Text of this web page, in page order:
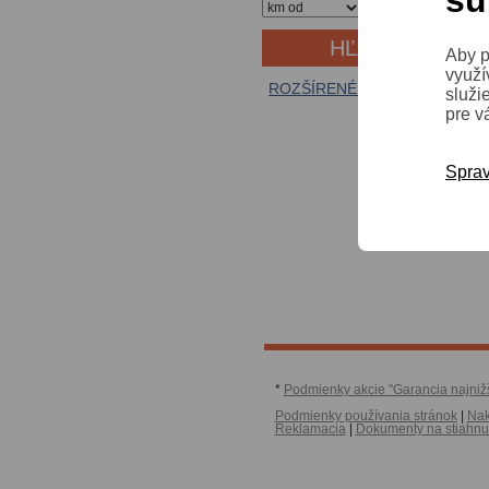
ROZŠÍRENÉ VYHĽADÁVANIE
* Podmienky akcie "Garancia
Podmienky používania stránok|
Reklamacia| Dokumenty na
Aby
pre